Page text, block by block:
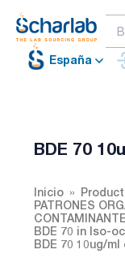
España
BDE 70
Inicio
PATRONES
BDE 70 in Iso-
BDE 70 10ug/